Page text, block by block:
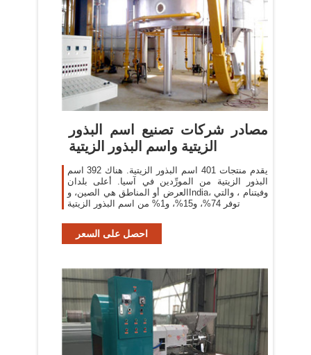
مصادر شركات تصنيع اسم البذور
الزيتية واسم البذور الزيتية
يقدم منتجات 401 اسم البذور الزيتية. هناك 392 اسم
البذور الزيتية من المورِّدين في آسيا. أعلى بلدان
العرض أو المناطق هي الصين، وIndia، وفيتنام ، والتي
توفر 74%، و15%، و1% من اسم البذور الزيتية
احصل على السعر